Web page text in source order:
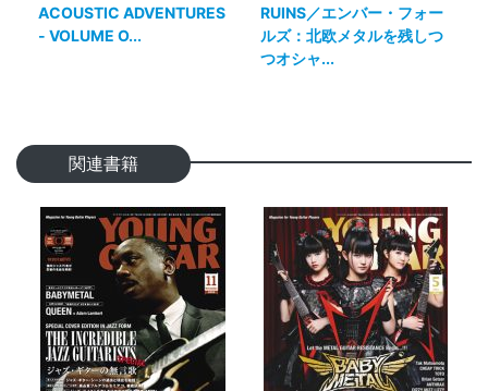
ACOUSTIC ADVENTURES
- VOLUME O...
RUINS／エンバー・フォー
ルズ：北欧メタルを残しつ
つオシャ...
関連書籍